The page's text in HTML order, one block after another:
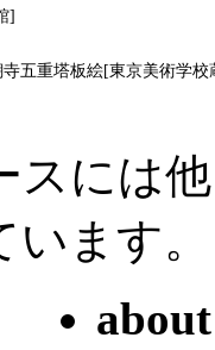
]
五重塔板絵[東京美術学
スには
ます。
about